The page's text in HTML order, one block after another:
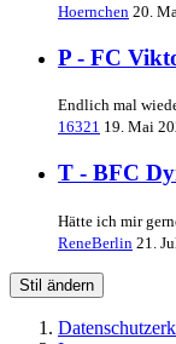
Hoernchen 20.
P - FC
Endlich mal
16321 19. Mai
T - BFC
Hätte ich mir
ReneBerlin 21.
Stil ändern